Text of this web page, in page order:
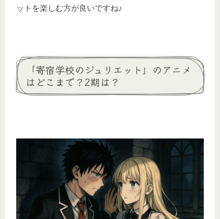
ットを楽しむ方が良いですね♪
「寄宿学校のジュリエット」のアニメ
はどこまで？2期は？